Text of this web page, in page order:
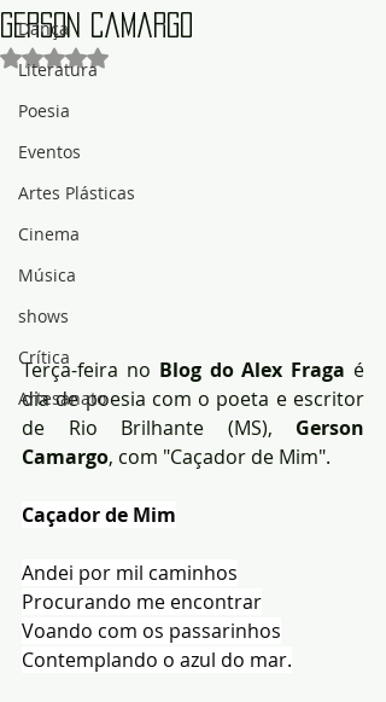
Dança
Literatura
Poesia
Eventos
Artes Plásticas
Cinema
Música
shows
Crítica
Artesanato
Gerson Camargo
Avaliado com NaN de 5 estrelas.
Terça-feira no Blog do Alex Fraga é
dia de poesia com o poeta e escritor
de Rio Brilhante (MS), Gerson
Camargo, com "Caçador de Mim".
Caçador de Mim
Andei por mil caminhos
Procurando me encontrar
Voando com os passarinhos
Contemplando o azul do mar.